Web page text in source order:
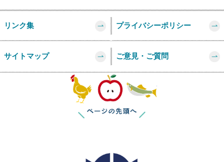
リンク集 プライバシーポリシー
サイトマップ ご意見・ご質問